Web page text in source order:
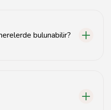
bulunabilir?